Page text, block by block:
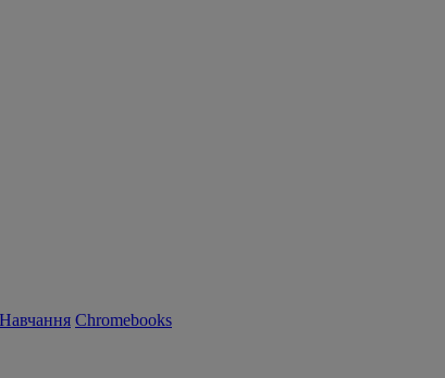
Навчання Chromebooks